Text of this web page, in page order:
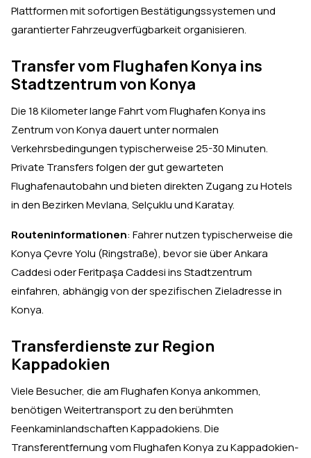
Plattformen mit sofortigen Bestätigungssystemen und
garantierter Fahrzeugverfügbarkeit organisieren.
Transfer vom Flughafen Konya ins
Stadtzentrum von Konya
Die 18 Kilometer lange Fahrt vom Flughafen Konya ins
Zentrum von Konya dauert unter normalen
Verkehrsbedingungen typischerweise 25-30 Minuten.
Private Transfers folgen der gut gewarteten
Flughafenautobahn und bieten direkten Zugang zu Hotels
in den Bezirken Mevlana, Selçuklu und Karatay.
Routeninformationen: Fahrer nutzen typischerweise die
Konya Çevre Yolu (Ringstraße), bevor sie über Ankara
Caddesi oder Feritpaşa Caddesi ins Stadtzentrum
einfahren, abhängig von der spezifischen Zieladresse in
Konya.
Transferdienste zur Region
Kappadokien
Viele Besucher, die am Flughafen Konya ankommen,
benötigen Weitertransport zu den berühmten
Feenkaminlandschaften Kappadokiens. Die
Transferentfernung vom Flughafen Konya zu Kappadokien-